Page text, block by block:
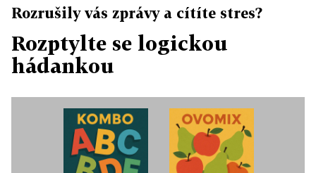
Rozrušily vás zprávy a cítíte stres?
Rozptylte se logickou
hádankou